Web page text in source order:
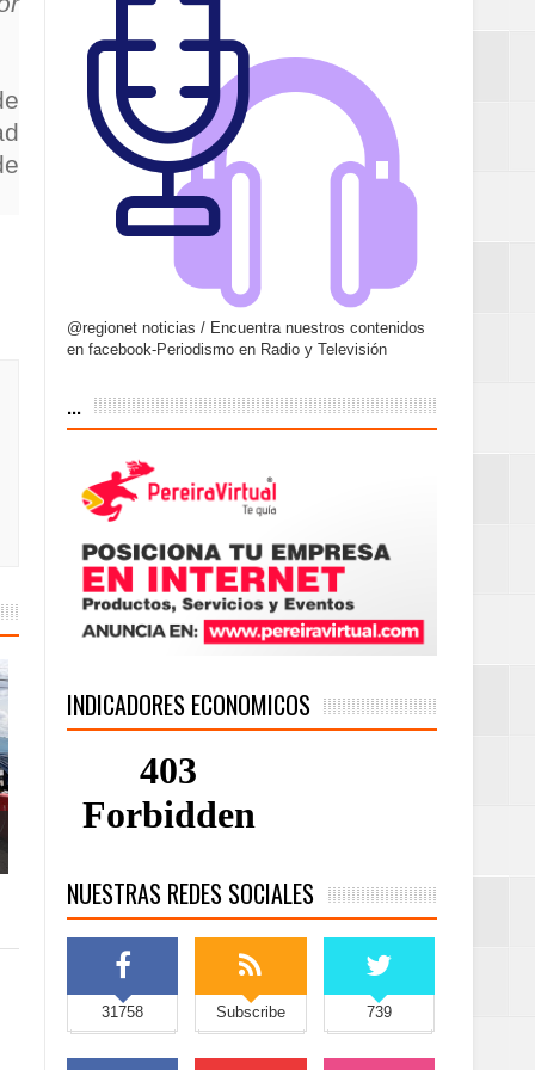
@regionet noticias / Encuentra nuestros contenidos
en facebook-Periodismo en Radio y Televisión
...
INDICADORES ECONOMICOS
NUESTRAS REDES SOCIALES
31758 Subscribe 739